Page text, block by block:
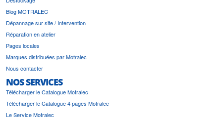
Blog MOTRALEC
Dépannage sur site / Intervention
Réparation en atelier
Pages locales
Marques distribuées par Motralec
Nous contacter
NOS SERVICES
Télécharger le Catalogue Motralec
Télécharger le Catalogue 4 pages Motralec
Le Service Motralec